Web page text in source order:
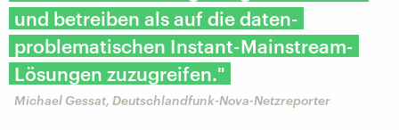
und betreiben als auf die daten-
problematischen Instant-Mainstream-
Lösungen zuzugreifen."
Michael Gessat, Deutschlandfunk-Nova-Netzreporter